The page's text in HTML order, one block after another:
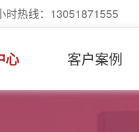
时热线：13051871555
心 客户案例